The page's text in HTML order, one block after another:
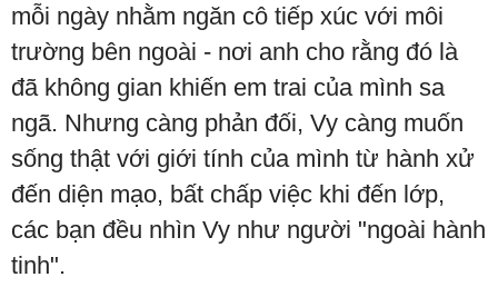
mỗi ngày nhằm ngăn cô tiếp xúc với môi
trường bên ngoài - nơi anh cho rằng đó là
đã không gian khiến em trai của mình sa
ngã. Nhưng càng phản đối, Vy càng muốn
sống thật với giới tính của mình từ hành xử
đến diện mạo, bất chấp việc khi đến lớp,
các bạn đều nhìn Vy như người "ngoài hành
tinh".